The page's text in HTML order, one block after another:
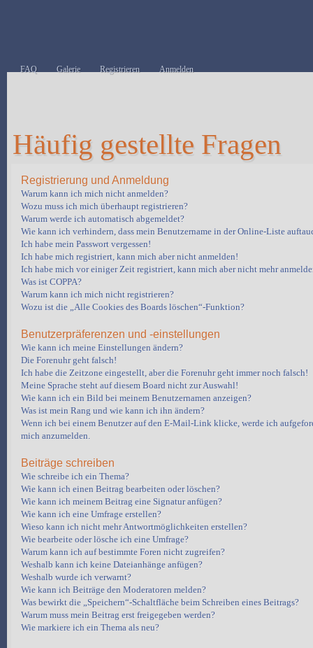
FAQ Galerie Registrieren Anmelden
Häufig gestellte Fragen
Registrierung und Anmeldung
Warum kann ich mich nicht anmelden?
Wozu muss ich mich überhaupt registrieren?
Warum werde ich automatisch abgemeldet?
Wie kann ich verhindern, dass mein Benutzername in der Online-Liste
Ich habe mein Passwort vergessen!
Ich habe mich registriert, kann mich aber nicht anmelden!
Ich habe mich vor einiger Zeit registriert, kann mich aber nicht mehr
Was ist COPPA?
Warum kann ich mich nicht registrieren?
Wozu ist die „Alle Cookies des Boards löschen“-Funktion?
Benutzerpräferenzen und -einstellungen
Wie kann ich meine Einstellungen ändern?
Die Forenuhr geht falsch!
Ich habe die Zeitzone eingestellt, aber die Forenuhr geht immer noch falsch!
Meine Sprache steht auf diesem Board nicht zur Auswahl!
Wie kann ich ein Bild bei meinem Benutzernamen anzeigen?
Was ist mein Rang und wie kann ich ihn ändern?
Wenn ich bei einem Benutzer auf den E-Mail-Link klicke, werde ich
mich anzumelden.
Beiträge schreiben
Wie schreibe ich ein Thema?
Wie kann ich einen Beitrag bearbeiten oder löschen?
Wie kann ich meinem Beitrag eine Signatur anfügen?
Wie kann ich eine Umfrage erstellen?
Wieso kann ich nicht mehr Antwortmöglichkeiten erstellen?
Wie bearbeite oder lösche ich eine Umfrage?
Warum kann ich auf bestimmte Foren nicht zugreifen?
Weshalb kann ich keine Dateianhänge anfügen?
Weshalb wurde ich verwarnt?
Wie kann ich Beiträge den Moderatoren melden?
Was bewirkt die „Speichern“-Schaltfläche beim Schreiben eines Beitrags?
Warum muss mein Beitrag erst freigegeben werden?
Wie markiere ich ein Thema als neu?